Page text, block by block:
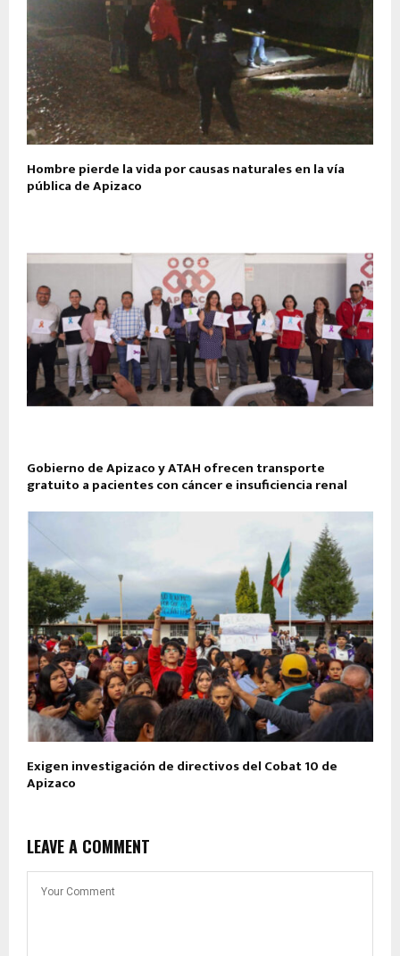
Hombre pierde la vida por causas naturales en la vía
pública de Apizaco
Gobierno de Apizaco y ATAH ofrecen transporte
gratuito a pacientes con cáncer e insuficiencia renal
Exigen investigación de directivos del Cobat 10 de
Apizaco
LEAVE A COMMENT